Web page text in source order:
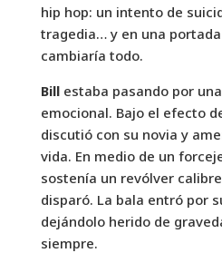
hip hop: un intento de
tragedia… y en una
cambiaría todo.
Billestaba pasando por
emocional. Bajo el efecto
discutió con su novia y
vida. En medio de un
sostenía un revólver
disparó. La bala entró por
dejándolo herido de
siempre.